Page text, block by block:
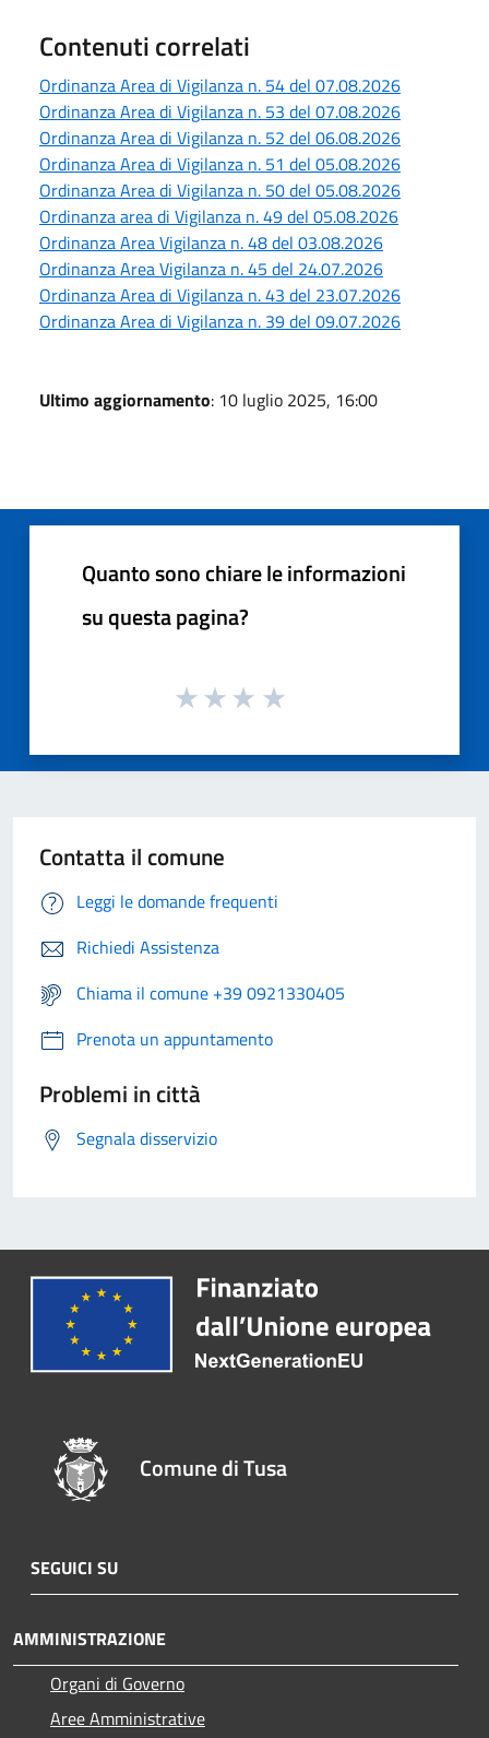
Contenuti correlati
Ordinanza Area di Vigilanza n. 54 del 07.08.2026
Ordinanza Area di Vigilanza n. 53 del 07.08.2026
Ordinanza Area di Vigilanza n. 52 del 06.08.2026
Ordinanza Area di Vigilanza n. 51 del 05.08.2026
Ordinanza Area di Vigilanza n. 50 del 05.08.2026
Ordinanza area di Vigilanza n. 49 del 05.08.2026
Ordinanza Area Vigilanza n. 48 del 03.08.2026
Ordinanza Area Vigilanza n. 45 del 24.07.2026
Ordinanza Area di Vigilanza n. 43 del 23.07.2026
Ordinanza Area di Vigilanza n. 39 del 09.07.2026
Ultimo aggiornamento: 10 luglio 2025, 16:00
Quanto sono chiare le informazioni
su questa pagina?
Contatta il comune
Leggi le domande frequenti
Richiedi Assistenza
Chiama il comune +39 0921330405
Prenota un appuntamento
Problemi in città
Segnala disservizio
Comune di Tusa
SEGUICI SU
AMMINISTRAZIONE
Organi di Governo
Aree Amministrative